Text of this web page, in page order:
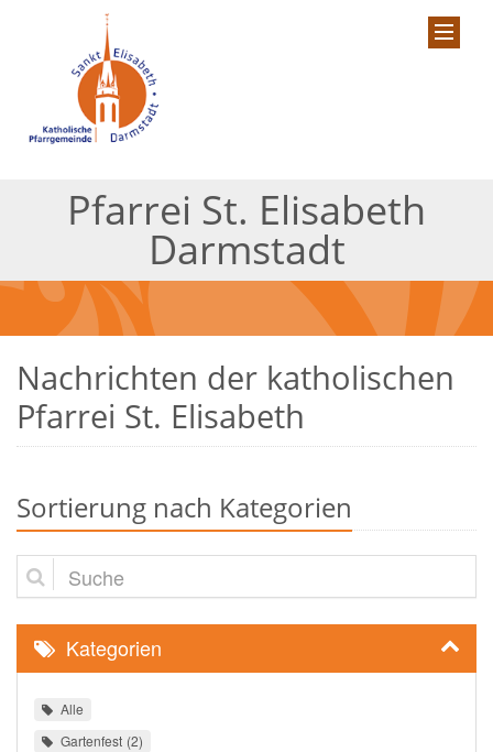
Pfarrei St. Elisabeth
Darmstadt
Nachrichten der katholischen
Pfarrei St. Elisabeth
Sortierung nach Kategorien
Suche
Kategorien
Alle
Gartenfest 2